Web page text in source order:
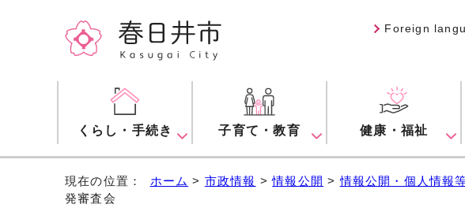
Foreign
くらし・手続き 子育て・教育 健康・福祉
現在の位置： ホーム > 市政情報 >情報公開 >情報公開・個人情報
発審査会